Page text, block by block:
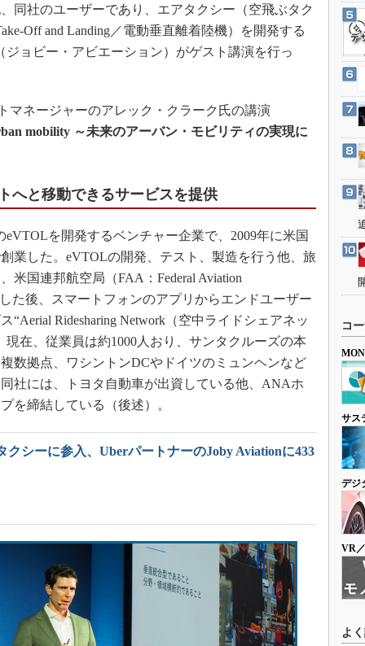
イノベーション
製造業ビッグデータ
知財マネジメント
制御セキュリティ
同社のユーザーであり、エアタクシー（空飛ぶタク
Off and Landing／電動垂直離着陸機）を開発する
ジョビー・アビエーション）がゲスト講演を行っ
ネージャーのアレック・クラーク氏の講演
mobility ～未来のアーバン・モビリティの実現に
へと移動できるサービスを提供
を開発するベンチャー企業で、2009年に米国
業した。eVTOLの開発、テスト、製造を行う他、旅
米国連邦航空局（FAA：Federal Aviation
た後、スマートフォンのアプリからエンドユーザー
“Aerial Ridesharing Network（空中ライドシェアネッ
在、従業員は約1000人おり、サンタクルーズの本
数拠点、ワシントンDCやドイツのミュンヘンなど
社には、トヨタ自動車が出資している他、ANAホ
を締結している（後述）。
クシーに参入、UberパートナーのJoby Aviationに433
コ
サス
デジ
VR
よ